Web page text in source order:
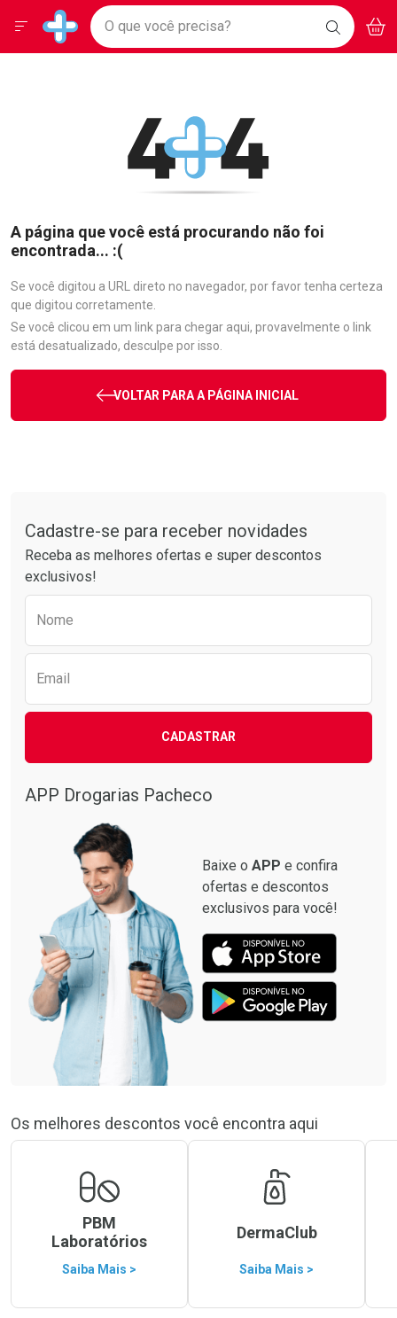
Drogarias Pacheco
Baixe nosso APP e aproveite Ofertas Exclusivas!
BAIXE
O APP
Ir direto para a home
pela página
Ir direto para o conteúdo
Ir direto para a busca
Ir direto para a notificações
Ir direto para o carrinho
Faça a sua busca
O que você precisa? BUSCAR
Menu
A página que você está procurando não foi
encontrada... :(
Se você digitou a URL direto no navegador, por favor tenha certeza
que digitou corretamente.
Se você clicou em um link para chegar aqui, provavelmente o link
está desatualizado, desculpe por isso.
VOLTAR PARA A PÁGINA INICIAL
Cadastre-se para receber novidades
Receba as melhores ofertas e super descontos
exclusivos!
Nome
Email
CADASTRAR
APP Drogarias Pacheco
Baixe o APP e confira
ofertas e descontos
exclusivos para você!
Os melhores descontos você encontra aqui
PBM
Laboratórios
Saiba Mais >
DermaClub
Saiba Mais >